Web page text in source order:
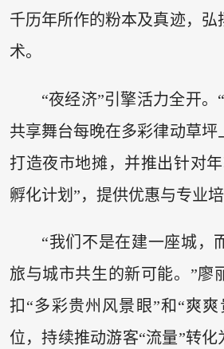
千历年所作的粉本及真迹，弘
术。
“夜经济”引擎活力全开。
共享舞台每晚在多彩律动草坪
打造夜市地摊，并推出针对
孵化计划”，提供优惠与专业培
“我们不是在建一座城，
旅与城市共生的新可能。”廖
扣“多彩贵州风景眼”和“爽
位，持续推动游客“流量”转化